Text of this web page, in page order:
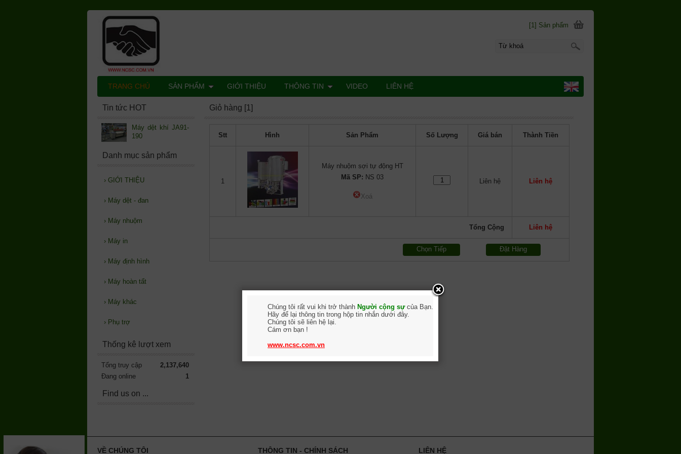
Giỏ hàng [1]
Stt Hình Sản Phẩm Số Lượng Giá bán Thành Tiền
1
Máy nhuộm sợi tự động HT
Mã SP: NS 03
Xoá
Liên hệ Liên hệ
Tổng Cộng Liên hệ
Đặt Hàng
Chọn Tiếp
Tin tức HOT
Máy dệt khí JA91-
190
Danh mục sản phẩm
› GIỚI THIỆU
› Máy dệt - đan
› Máy nhuộm
› Máy in
› Máy định hình
› Máy hoàn tất
› Máy khác
› Phụ trợ
Thống kê lượt xem
Tổng truy cập
2,137,640
Đang online
1
Find us on ...
[1] Sản phẩm
TRANG CHỦ SẢN PHẨM GIỚI THIỆU THÔNG TIN VIDEO LIÊN HỆ
VỀ CHÚNG TÔI THÔNG TIN - CHÍNH SÁCH LIÊN HỆ
Chúng tôi rất vui khi trở thành Người cộng sựcủa Bạn.
Hãy để lại thông tin trong hộp tin nhắn dưới đây.
Chúng tôi sẽ liên hệ lại.
Cám ơn bạn !
www.ncsc.com.vn